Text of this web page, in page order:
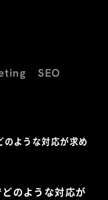
SEO
のような対応が